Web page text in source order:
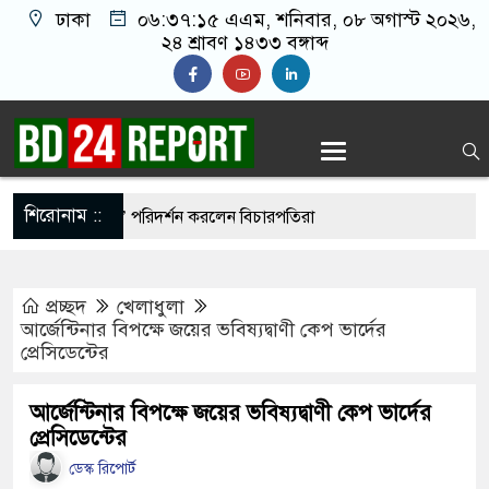
ঢাকা ০৬:৩৭:১৬ এএম, শনিবার, ০৮ অগাস্ট ২০২৬,
২৪ শ্রাবণ ১৪৩৩ বঙ্গাব্দ
শিরোনাম ::
‘আয়নাঘর’ পরিদর্শন করলেন বিচারপতিরা
দেশের ওপর ১০০% শুল্কের বিল পাস মার্কিন
ভয়ংকর পরিকল্পনা ফাঁস
প্রচ্ছদ
খেলাধুলা
আর্জেন্টিনার বিপক্ষে জয়ের ভবিষ্যদ্বাণী কেপ ভার্দের
প্রেসিডেন্টের
আর্জেন্টিনার বিপক্ষে জয়ের ভবিষ্যদ্বাণী কেপ ভার্দের
প্রেসিডেন্টের
ডেস্ক রিপোর্ট